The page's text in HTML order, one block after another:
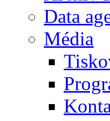
Data
Média